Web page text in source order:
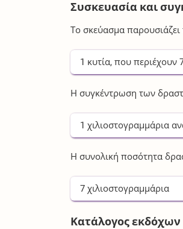
Συσκευασία και
Το σκεύασμα
1 κυτία, που περιέχουν
Η συγκέντρωση των
1 χιλιοστογραμμάρια
Η συνολική ποσότητα
7 χιλιοστογραμμάρια
Κατάλογος εκδόχων